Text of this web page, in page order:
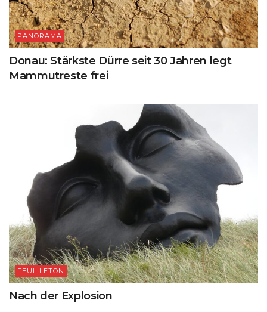
PANORAMA
Donau: Stärkste Dürre seit 30 Jahren legt
Mammutreste frei
FEUILLETON
Nach der Explosion